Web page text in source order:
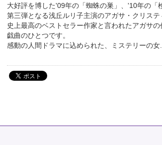
大好評を博した'09年の「蜘蛛の巣」、'10年の「
第三弾となる浅丘ルリ子主演のアガサ・クリステ
史上最高のベストセラー作家と言われたアガサ
戯曲のひとつです。
感動の人間ドラマに込められた、ミステリーの女...